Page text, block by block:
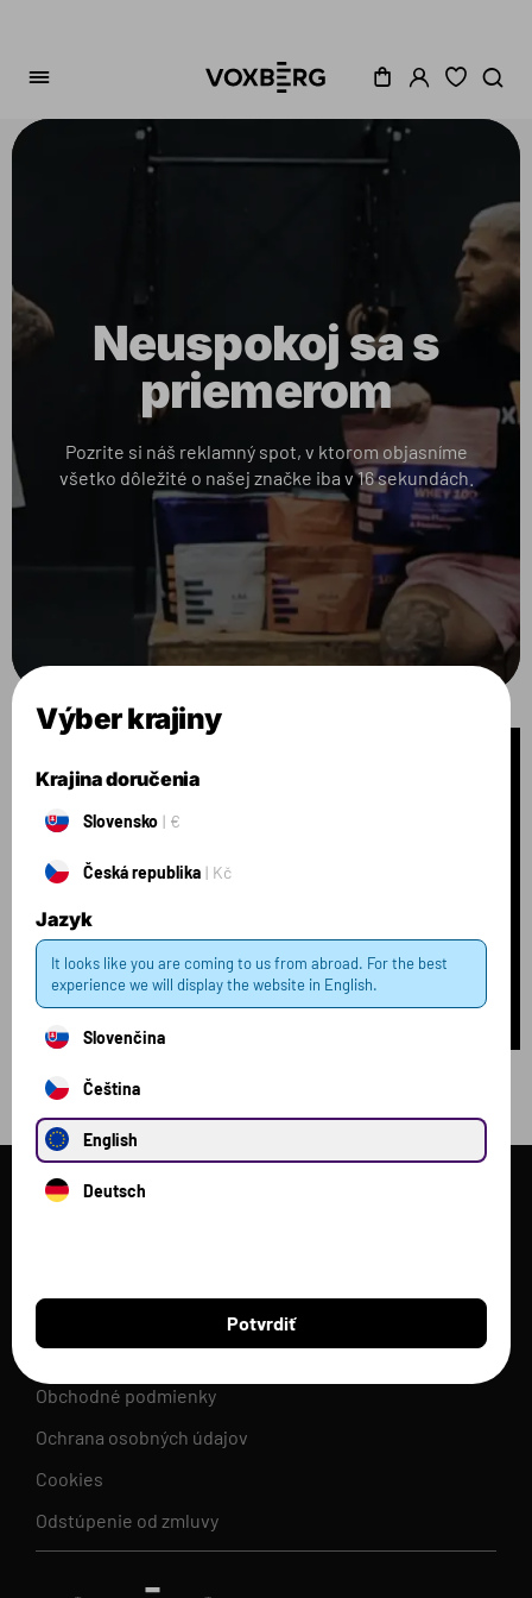
Neuspokoj sa s
priemerom
Pozrite si náš reklamný spot, v ktorom objasníme
všetko dôležité o našej značke iba v 16 sekundách.
Voxberg
Ostatné produkty
Pomoc
Obchodné podmienky
Ochrana osobných údajov
Cookies
Odstúpenie od zmluvy
Výber krajiny
Krajina doručenia
Slovensko €
Česká republika Kč
Jazyk
It looks like you are coming to us from abroad. For the best
experience we will display the website in English.
Slovenčina
Čeština
English
Deutsch
Potvrdiť